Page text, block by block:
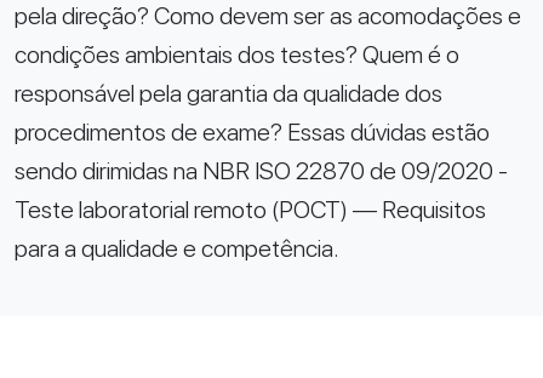
pela direção? Como devem ser as acomodações e
condições ambientais dos testes? Quem é o
responsável pela garantia da qualidade dos
procedimentos de exame? Essas dúvidas estão
sendo dirimidas na NBR ISO 22870 de 09/2020 -
Teste laboratorial remoto (POCT) — Requisitos
para a qualidade e competência.